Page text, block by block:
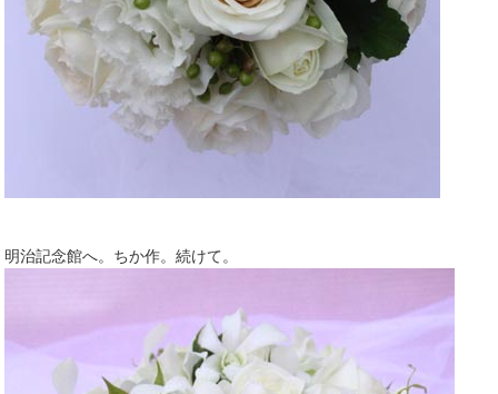
明治記念館へ。ちか作。続けて。